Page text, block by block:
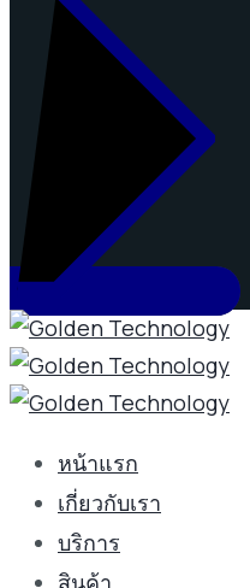
หน้าแรก
เกี่ยวกับเรา
บริการ
สินค้า